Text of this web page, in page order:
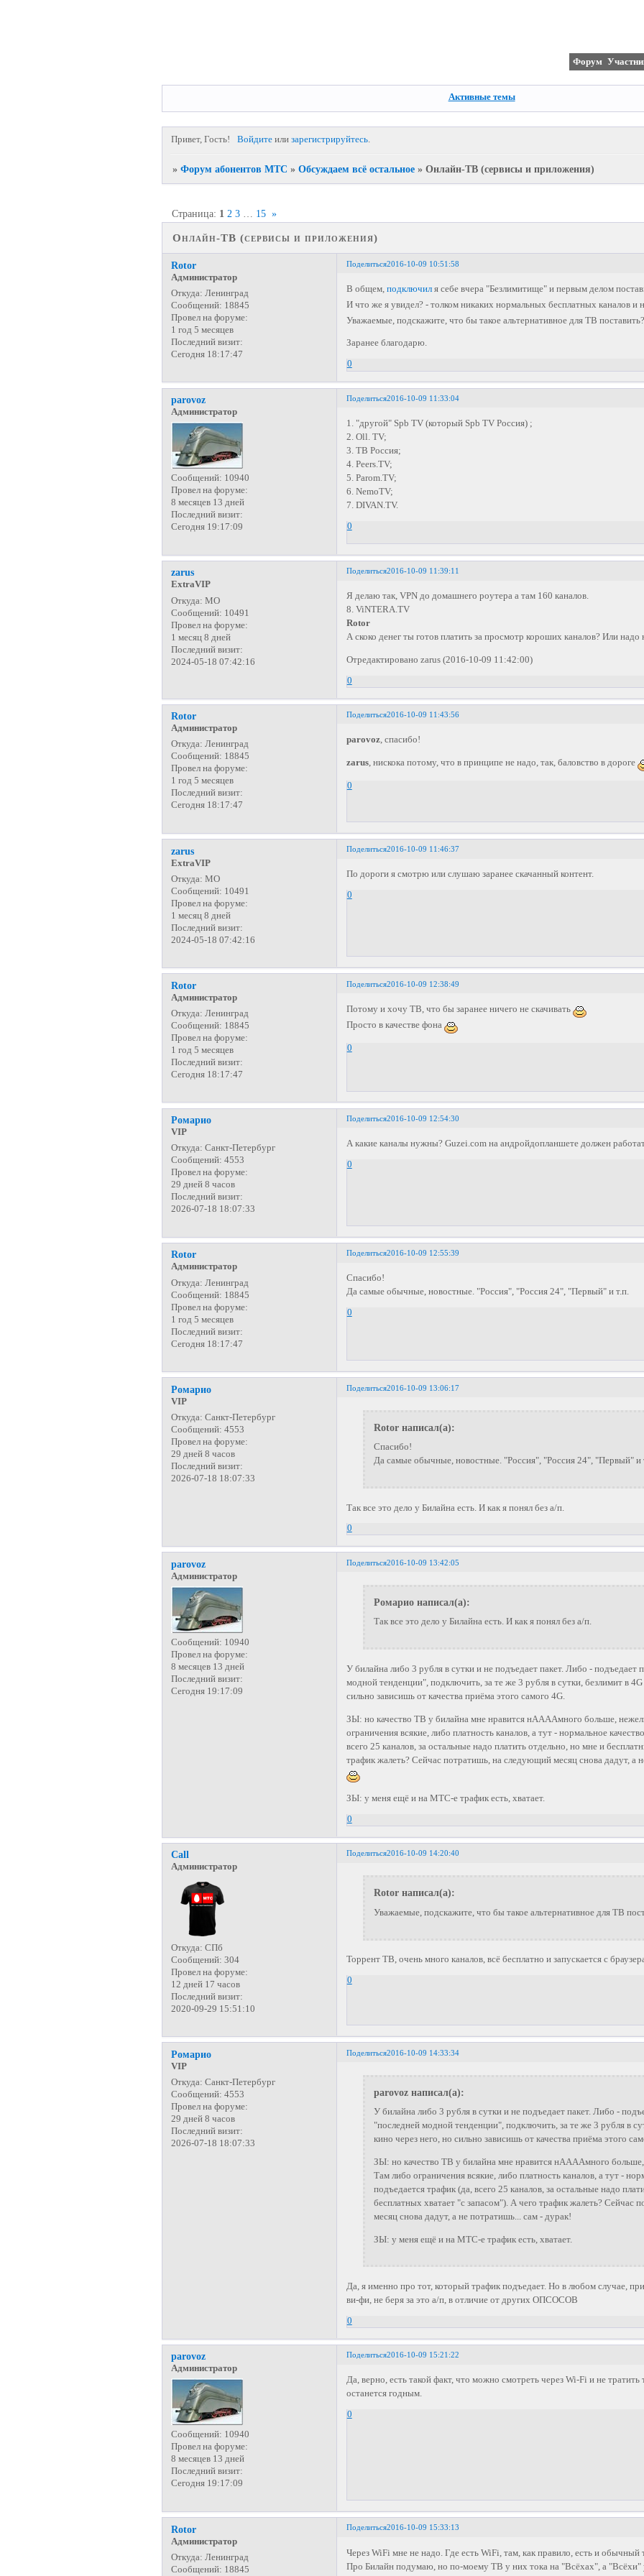
Форум
Активные темы
Привет, Гость! Войдитеили зарегистрируйтесь.
» Форум абонентов МТС » Обсуждаем всё остальное » Онлайн-ТВ (сервисы и приложения)
Онлайн-ТВ (сервисы и приложения)
Страница: 1 2 3 15 »
Поделиться2016-10-09 10:51:58
Rotor
Администратор
Откуда: Ленинград
Сообщений: 18845
Провел на форуме:
1 год 5 месяцев
Последний визит:
Сегодня 18:17:47
В общем, подключиля себе вчера "Безлимитище" и первым делом
И что же я увидел? - толком никаких нормальных бесплатных каналов и
Уважаемые, подскажите, что бы такое альтернативное для ТВ
Заранее благодарю.
0
Поделиться2016-10-09 11:33:04
parovoz
Администратор
Сообщений: 10940
Провел на форуме:
8 месяцев 13 дней
Последний визит:
Сегодня 19:17:09
1. "другой" Spb TV (который Spb TV Россия) ;
2. Oll. TV;
3. ТВ Россия;
4. Peers.TV;
5. Parom.TV;
6. NemoTV;
7. DIVAN.TV.
0
Поделиться2016-10-09 11:39:11
zarus
ExtraVIP
Откуда: МО
Сообщений: 10491
Провел на форуме:
1 месяц 8 дней
Последний визит:
2024-05-18 07:42:16
Я делаю так, VPN до домашнего роутера а там 160 каналов.
8. ViNTERA.TV
Rotor
А скоко денег ты готов платить за просмотр короших каналов? Или надо
Отредактировано zarus (2016-10-09 11:42:00)
0
Поделиться2016-10-09 11:43:56
Rotor
Администратор
Откуда: Ленинград
Сообщений: 18845
Провел на форуме:
1 год 5 месяцев
Последний визит:
Сегодня 18:17:47
parovoz, спасибо!
zarus, нискока потому, что в принципе не надо, так, баловство в дороге
0
Поделиться2016-10-09 11:46:37
zarus
ExtraVIP
Откуда: МО
Сообщений: 10491
Провел на форуме:
1 месяц 8 дней
Последний визит:
2024-05-18 07:42:16
По дороги я смотрю или слушаю заранее скачанный контент.
0
Поделиться2016-10-09 12:38:49
Rotor
Администратор
Откуда: Ленинград
Сообщений: 18845
Провел на форуме:
1 год 5 месяцев
Последний визит:
Сегодня 18:17:47
Потому и хочу ТВ, что бы заранее ничего не скачивать
Просто в качестве фона
0
Поделиться2016-10-09 12:54:30
Ромарио
VIP
Откуда: Санкт-Петербург
Сообщений: 4553
Провел на форуме:
29 дней 8 часов
Последний визит:
2026-07-18 18:07:33
А какие каналы нужны? Guzei.com на андройдопланшете должен
0
Поделиться2016-10-09 12:55:39
Rotor
Администратор
Откуда: Ленинград
Сообщений: 18845
Провел на форуме:
1 год 5 месяцев
Последний визит:
Сегодня 18:17:47
Спасибо!
Да самые обычные, новостные. "Россия", "Россия 24", "Первый" и т.п.
0
Поделиться2016-10-09 13:06:17
Ромарио
VIP
Откуда: Санкт-Петербург
Сообщений: 4553
Провел на форуме:
29 дней 8 часов
Последний визит:
2026-07-18 18:07:33
Rotor написал(а):
Спасибо!
Да самые обычные, новостные. "Россия", "Россия 24", "Первый" и
Так все это дело у Билайна есть. И как я понял без а/п.
0
Поделиться2016-10-09 13:42:05
parovoz
Администратор
Сообщений: 10940
Провел на форуме:
8 месяцев 13 дней
Последний визит:
Сегодня 19:17:09
Ромарио написал(а):
Так все это дело у Билайна есть. И как я понял без а/п.
У билайна либо 3 рубля в сутки и не подъедает пакет. Либо - подъедает
модной тенденции", подключить, за те же 3 рубля в сутки, безлимит в
сильно зависишь от качества приёма этого самого 4G.
ЗЫ: но качество ТВ у билайна мне нравится нААААмного больше,
ограничения всякие, либо платность каналов, а тут - нормальное
всего 25 каналов, за остальные надо платить отдельно, но мне и
трафик жалеть? Сейчас потратишь, на следующий месяц снова дадут, а
ЗЫ: у меня ещё и на МТС-е трафик есть, хватает.
0
Поделиться2016-10-09 14:20:40
Call
Администратор
Откуда: СПб
Сообщений: 304
Провел на форуме:
12 дней 17 часов
Последний визит:
2020-09-29 15:51:10
Rotor написал(а):
Уважаемые, подскажите, что бы такое альтернативное для ТВ
Торрент ТВ, очень много каналов, всё бесплатно и запускается с
0
Поделиться2016-10-09 14:33:34
Ромарио
VIP
Откуда: Санкт-Петербург
Сообщений: 4553
Провел на форуме:
29 дней 8 часов
Последний визит:
2026-07-18 18:07:33
parovoz написал(а):
У билайна либо 3 рубля в сутки и не подъедает пакет. Либо -
"последней модной тенденции", подключить, за те же 3 рубля в
кино через него, но сильно зависишь от качества приёма этого
ЗЫ: но качество ТВ у билайна мне нравится нААААмного больше,
Там либо ограничения всякие, либо платность каналов, а тут -
подъедается трафик (да, всего 25 каналов, за остальные надо
бесплатных хватает "с запасом"). А чего трафик жалеть? Сейчас
месяц снова дадут, а не потратишь... сам - дурак!
ЗЫ: у меня ещё и на МТС-е трафик есть, хватает.
Да, я именно про тот, который трафик подъедает. Но в любом случае,
ви-фи, не беря за это а/п, в отличие от других ОПСОСОВ
0
Поделиться2016-10-09 15:21:22
parovoz
Администратор
Сообщений: 10940
Провел на форуме:
8 месяцев 13 дней
Последний визит:
Сегодня 19:17:09
Да, верно, есть такой факт, что можно смотреть через Wi-Fi и не тратить
останется годным.
0
Поделиться2016-10-09 15:33:13
Rotor
Администратор
Откуда: Ленинград
Сообщений: 18845
Через WiFi мне не надо. Где есть WiFi, там, как правило, есть и обычный
Про Билайн подумаю, но по-моему ТВ у них тока на "Всёхах", а "Всёхи"